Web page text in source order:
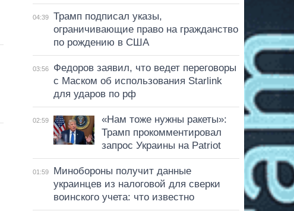
04:39
Трамп подписал указы,
ограничивающие право на гражданство
по рождению в США
03:56
Федоров заявил, что ведет переговоры
с Маском об использования Starlink
для ударов по рф
02:59
«Нам тоже нужны ракеты»:
Трамп прокомментировал
запрос Украины на Patriot
01:59
Минобороны получит данные
украинцев из налоговой для сверки
воинского учета: что известно